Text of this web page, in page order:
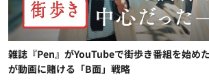
雑誌『Pen』がYouTubeで街歩き番組を始
が動画に賭ける「B面」戦略